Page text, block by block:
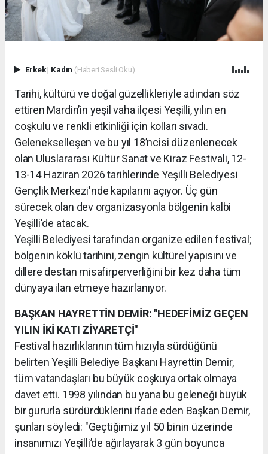
Erkek| Kadın (Haberi Sesli Oku)
Tarihi, kültürü ve doğal güzellikleriyle adından söz
ettiren Mardin’in yeşil vaha ilçesi Yeşilli, yılın en
coşkulu ve renkli etkinliği için kolları sıvadı.
Gelenekselleşen ve bu yıl 18’ncisi düzenlenecek
olan Uluslararası Kültür Sanat ve Kiraz Festivali, 12-
13-14 Haziran 2026 tarihlerinde Yeşilli Belediyesi
Gençlik Merkezi'nde kapılarını açıyor. Üç gün
sürecek olan dev organizasyonla bölgenin kalbi
Yeşilli'de atacak.
Yeşilli Belediyesi tarafından organize edilen festival;
bölgenin köklü tarihini, zengin kültürel yapısını ve
dillere destan misafirperverliğini bir kez daha tüm
dünyaya ilan etmeye hazırlanıyor.
BAŞKAN HAYRETTİN DEMİR: "HEDEFİMİZ GEÇEN
YILIN İKİ KATI ZİYARETÇİ"
Festival hazırlıklarının tüm hızıyla sürdüğünü
belirten Yeşilli Belediye Başkanı Hayrettin Demir,
tüm vatandaşları bu büyük coşkuya ortak olmaya
davet etti. 1998 yılından bu yana bu geleneği büyük
bir gururla sürdürdüklerini ifade eden Başkan Demir,
şunları söyledi: "Geçtiğimiz yıl 50 binin üzerinde
insanımızı Yeşilli’de ağırlayarak 3 gün boyunca